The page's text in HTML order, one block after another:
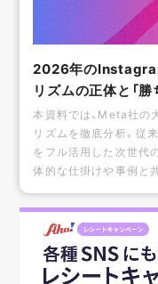
2026年の
リズムの正体と「
本資料では、Meta社の
リズムを徹底分析。従
をフル活用した次世代
体的な仕掛けや事例と